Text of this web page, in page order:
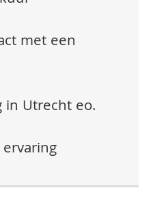
met een
in Utrecht eo.